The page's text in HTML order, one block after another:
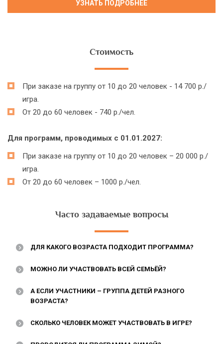
Стоимость
При заказе на группу от 10 до 20 человек - 14 700 р./
игра.
От 20 до 60 человек - 740 р./чел.
Для программ, проводимых с 01.01.2027:
При заказе на группу от 10 до 20 человек – 20 000 р./
игра.
От 20 до 60 человек – 1000 р./чел.
Часто задаваемые вопросы
ДЛЯ КАКОГО ВОЗРАСТА ПОДХОДИТ ПРОГРАММА?
МОЖНО ЛИ УЧАСТВОВАТЬ ВСЕЙ СЕМЬЁЙ?
А ЕСЛИ УЧАСТНИКИ – ГРУППА ДЕТЕЙ РАЗНОГО
ВОЗРАСТА?
СКОЛЬКО ЧЕЛОВЕК МОЖЕТ УЧАСТВОВАТЬ В ИГРЕ?